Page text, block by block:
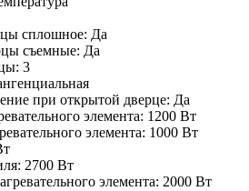
сплошное: Да
съемные: Да
3
при открытой дверце: Да
элемента: 1200 Вт
элемента: 1000 Вт
2700 Вт
элемента: 2000 Вт